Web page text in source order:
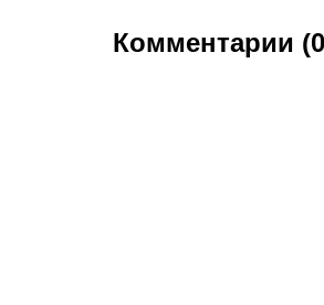
Комментарии